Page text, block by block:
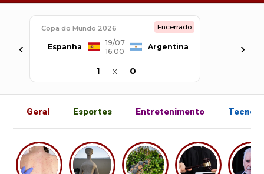
‹
Copa do Mundo 2026 Encerrado
Espanha
19/07
16:00
Argentina
1 x 0
›
Geral Esportes Entretenimento